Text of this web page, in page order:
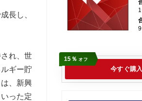
長し、
れ、世
ギー貯
、新興
った定
今すぐ購
15％ オフ